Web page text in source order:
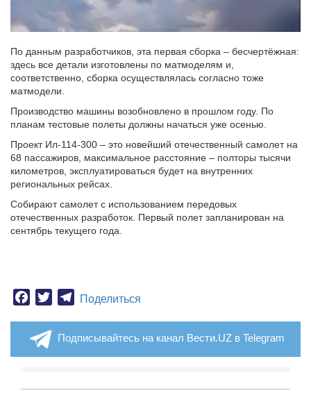
По данным разработчиков, эта первая сборка – бесчертёжная:
здесь все детали изготовлены по матмоделям и,
соответственно, сборка осуществлялась согласно тоже
матмодели.
Производство машины возобновлено в прошлом году. По
планам тестовые полеты должны начаться уже осенью.
Проект Ил-114-300 – это новейший отечественный самолет на
68 пассажиров, максимальное расстояние – полторы тысячи
километров, эксплуатироваться будет на внутренних
региональных рейсах.
Собирают самолет с использованием передовых
отечественных разработок. Первый полет запланирован на
сентябрь текущего года.
Facebook
TwitterTelegram
Поделиться
Подписывайтесь на канал Вести.UZ в Telegram